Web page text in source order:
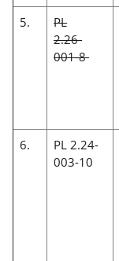
5.
PL
2.26-
001-8
6.
PL 2.24-
003-10